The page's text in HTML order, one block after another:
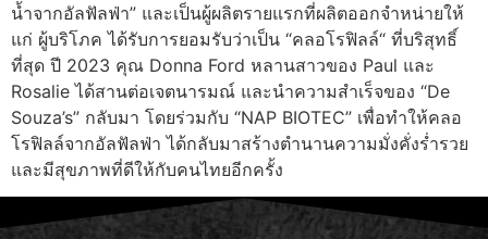
น้ำจากอัลฟัลฟ่า” และเป็นผู้ผลิตรายแรกที่ผลิตออกจำหน่ายให้
แก่ ผู้บริโภค ได้รับการยอมรับว่าเป็น “คลอโรฟิลล์“ ที่บริสุทธิ์
ที่สุด ปี 2023 คุณ Donna Ford หลานสาวของ Paul และ
Rosalie ได้สานต่อเจตนารมณ์ และนำความสำเร็จของ “De
Souza’s” กลับมา โดยร่วมกับ “NAP BIOTEC” เพื่อทำให้คลอ
โรฟิลล์จากอัลฟัลฟ่า ได้กลับมาสร้างตำนานความมั่งคั่งร่ำรวย
และมีสุขภาพที่ดีให้กับคนไทยอีกครั้ง